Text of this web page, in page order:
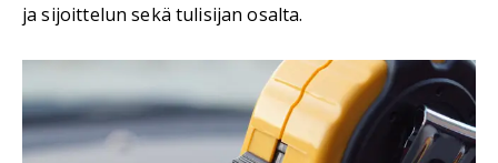
ja sijoittelun sekä tulisijan osalta.